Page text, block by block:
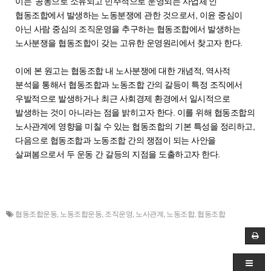
협동조합에서 발생하는 노동분쟁에 관한 것으로서, 이윤 중심이
아닌 사람 중심의 조직운영을 추구하는 협동조합에서 발생하는
노사분쟁을 협동조합이 갖는 고유한 운영원리에서 찾고자 한다.
이에 본 원고는 협동조합 내 노사분쟁에 대한 개념적, 역사적
분석을 통해서 협동조합과 노동조합 간의 갈등이 특정 조직에서
우발적으로 발생하거나 최근 사회경제 환경에서 일시적으로
발생하는 것이 아니라는 점을 밝히고자 한다. 이를 위해 협동조합의
노사관계에 영향을 미칠 수 있는 협동조합의 기본 특성을 정리하고,
다음으로 협동조합과 노동조합 간의 쟁점이 되는 사안을
살펴봄으로서 두 운동 간 갈등의 지점을 도출하고자 한다.
협동조합운동, 노동조합운동, 조직운영, 노사관계 , 노동조합, 협동조합